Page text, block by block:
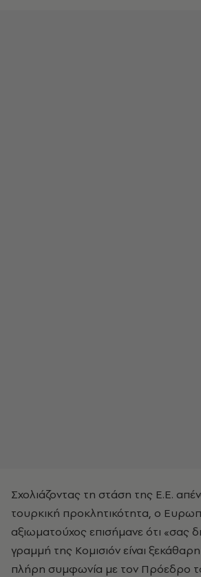
Σχολιάζοντας τη στάση της Ε.Ε.
τουρκική προκλητικότητα, ο
αξιωματούχος επισήμανε ότι «σας
γραμμή της Κομισιόν είναι
πλήρη συμφωνία με τον Πρόεδρο